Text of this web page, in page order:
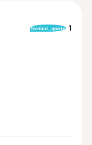
format_quote 1